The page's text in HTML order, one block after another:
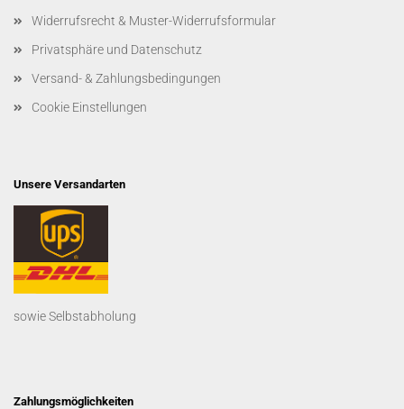
Widerrufsrecht & Muster-Widerrufsformular
Privatsphäre und Datenschutz
Versand- & Zahlungsbedingungen
Cookie Einstellungen
Unsere Versandarten
sowie Selbstabholung
Zahlungsmöglichkeiten